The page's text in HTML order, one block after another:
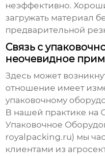
неэффективно.
загружать материал
предварительной
Связь с
неочевидное
Здесь может
отношение имеет
упаковочному
В нашей практике на
Упаковочное
royalpacking.ru) мы
клиентами из